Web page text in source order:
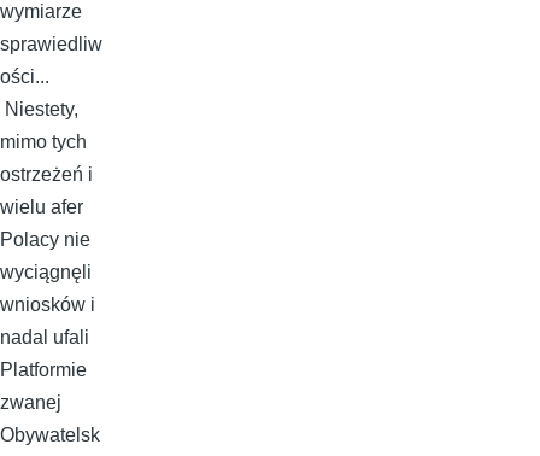
wymiarze
sprawiedliw
ości...
Niestety,
mimo tych
ostrzeżeń i
wielu afer
Polacy nie
wyciągnęli
wniosków i
nadal ufali
Platformie
zwanej
Obywatelsk